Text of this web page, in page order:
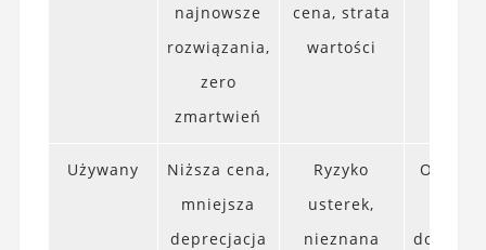
najnowsze
rozwiązania,
zero
zmartwień
cena, strata
wartości
Używany
Niższa cena,
mniejsza
deprecjacja
Ryzyko
usterek,
nieznana